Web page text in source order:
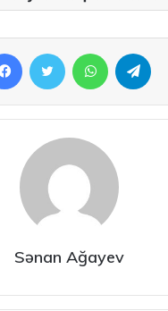
FacebookTwitter WhatsApp
Sənan Ağayev